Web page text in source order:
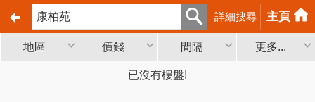
詳細搜尋 主頁
地區 價錢 間隔 更多...
已沒有樓盤!